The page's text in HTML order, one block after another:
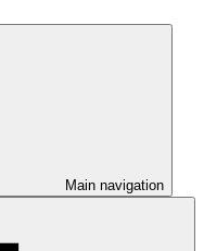
Main navigation